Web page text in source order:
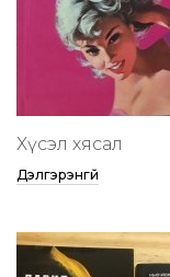
Хүсэл хясал
Дэлгэрэнгүй